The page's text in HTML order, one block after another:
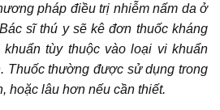
pháp điều trị nhiễm nấm da ở
sĩ thú y sẽ kê đơn thuốc kháng
tùy thuộc vào loại vi khuẩn
Thuốc thường được sử dụng trong
hoặc lâu hơn nếu cần thiết.